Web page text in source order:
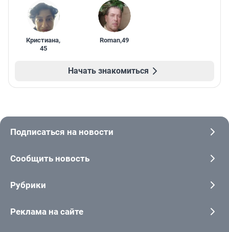
Кристиана,
45
Roman,49
Начать знакомиться
Подписаться на новости
Сообщить новость
Рубрики
Реклама на сайте